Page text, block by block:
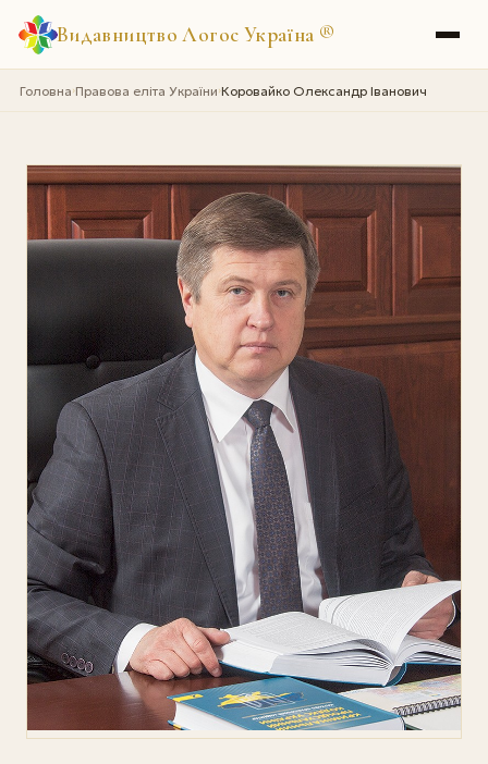
Видавництво Логос Україна ®
Головна›Правова еліта України›Коровайко Олександр Іванович